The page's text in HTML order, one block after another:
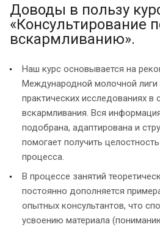
Доводы в пользу
«Консультирование
вскармливанию».
Наш курс основывается на
Международной молочной лиги
практических исследованиях в
вскармливания. Вся
подобрана, адаптирована и
помогает получить
процесса.
В процессе занятий
постоянно дополняется
опытных консультантов, что
усвоению материала